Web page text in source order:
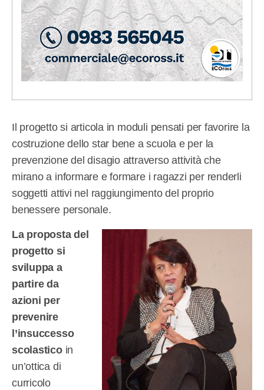
Il progetto si articola in moduli pensati per favorire la
costruzione dello star bene a scuola e per la
prevenzione del disagio attraverso attività che
mirano a informare e formare i ragazzi per renderli
soggetti attivi nel raggiungimento del proprio
benessere personale.
La proposta del
progetto si
sviluppa a
partire da
azioni per
prevenire
l’insuccesso
scolasticoin
un’ottica di
curricolo